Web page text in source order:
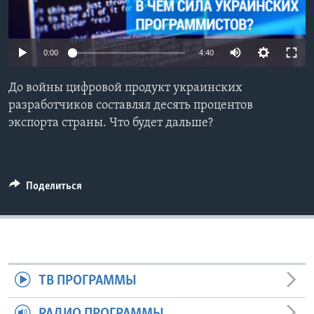
Learning English
Языки
0:00 4:40
До войны цифровой продукт украинских
разработчиков составлял десять процентов
экспорта страны. Что будет дальше?
Поделиться
ТВ ПРОГРАММЫ